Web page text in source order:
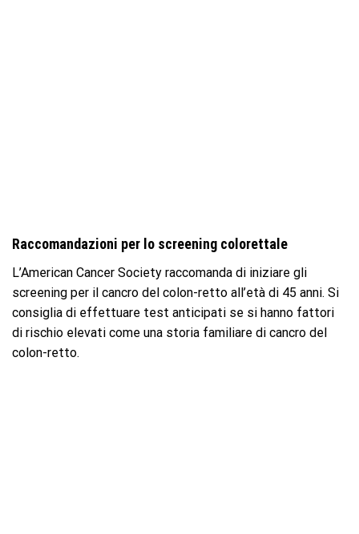
Raccomandazioni per lo screening colorettale
L’American Cancer Society raccomanda di iniziare gli
screening per il cancro del colon-retto all’età di 45 anni. Si
consiglia di effettuare test anticipati se si hanno fattori
di rischio elevati come una storia familiare di cancro del
colon-retto.